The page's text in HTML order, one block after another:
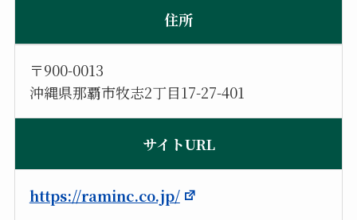
住所
〒900-0013
沖縄県那覇市牧志2丁目17-27-401
サイトURL
https://raminc.co.jp/